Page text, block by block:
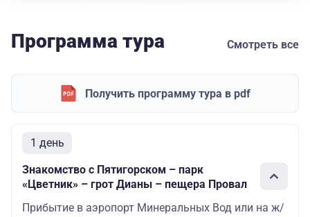
Программа тура Смотреть все
Получить программу тура в pdf
1 день
Знакомство с Пятигорском – парк
«Цветник» – грот Дианы – пещера Провал
Прибытие в аэропорт Минеральных Вод или на ж/